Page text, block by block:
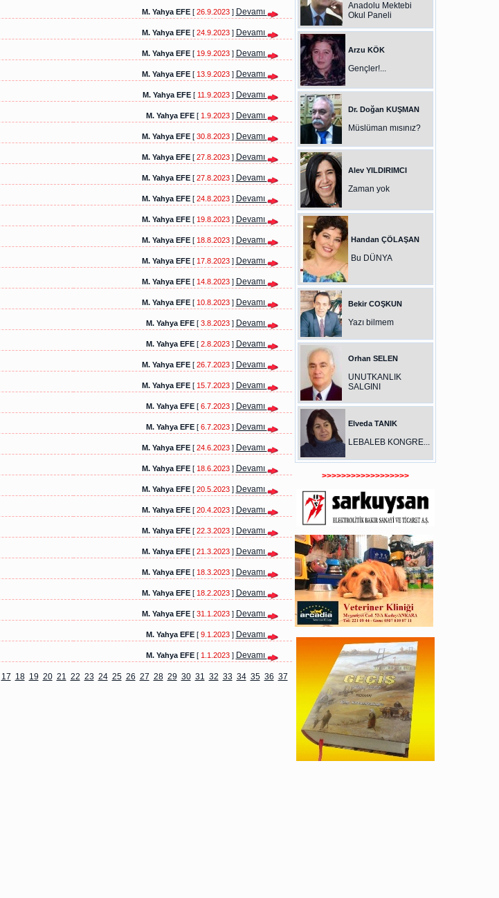
M. Yahya EFE[26.9.2023 ] Devamı
M. Yahya EFE[24.9.2023 ] Devamı
M. Yahya EFE[19.9.2023 ] Devamı
M. Yahya EFE[13.9.2023 ] Devamı
M. Yahya EFE[11.9.2023 ] Devamı
M. Yahya EFE[1.9.2023 ] Devamı
M. Yahya EFE[30.8.2023 ] Devamı
M. Yahya EFE[27.8.2023 ] Devamı
M. Yahya EFE[27.8.2023 ] Devamı
M. Yahya EFE[24.8.2023 ] Devamı
M. Yahya EFE[19.8.2023 ] Devamı
M. Yahya EFE[18.8.2023 ] Devamı
M. Yahya EFE[17.8.2023 ] Devamı
M. Yahya EFE[14.8.2023 ] Devamı
M. Yahya EFE[10.8.2023 ] Devamı
M. Yahya EFE[3.8.2023 ] Devamı
M. Yahya EFE[2.8.2023 ] Devamı
M. Yahya EFE[26.7.2023 ] Devamı
M. Yahya EFE[15.7.2023 ] Devamı
M. Yahya EFE[6.7.2023 ] Devamı
M. Yahya EFE[6.7.2023 ] Devamı
M. Yahya EFE[24.6.2023 ] Devamı
M. Yahya EFE[18.6.2023 ] Devamı
M. Yahya EFE[20.5.2023 ] Devamı
M. Yahya EFE[20.4.2023 ] Devamı
M. Yahya EFE[22.3.2023 ] Devamı
M. Yahya EFE[21.3.2023 ] Devamı
M. Yahya EFE[18.3.2023 ] Devamı
M. Yahya EFE[18.2.2023 ] Devamı
M. Yahya EFE[31.1.2023 ] Devamı
M. Yahya EFE[9.1.2023 ] Devamı
M. Yahya EFE[1.1.2023 ] Devamı
17 18 19 20 21 22 23 24 25 26 27 28 29 30 31 32 33 34 35 36 37
Anadolu Mektebi
Okul Paneli
Arzu KÖK
Gençler!...
Dr. Doğan KUŞMAN
Müslüman mısınız?
Alev YILDIRIMCI
Zaman yok
Handan ÇÖLAŞAN
Bu DÜNYA
Bekir COŞKUN
Yazı bilmem
Orhan SELEN
UNUTKANLIK
SALGINI
Elveda TANIK
LEBALEB KONGRE...
>>>>>>>>>>>>>>>>>>